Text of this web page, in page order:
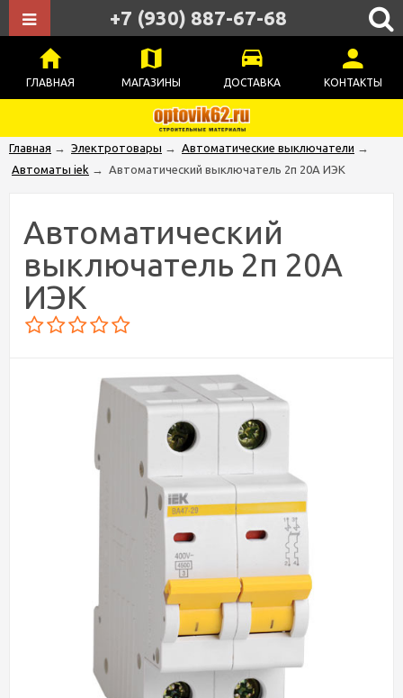
ГЛАВНАЯ МАГАЗИНЫ ДОСТАВКА КОНТАКТЫ
+7 (930) 887-67-68
Главная → Электротовары → Автоматические выключатели →
Автоматы iek → Автоматический выключатель 2п 20А ИЭК
Автоматический
выключатель 2п 20А
ИЭК